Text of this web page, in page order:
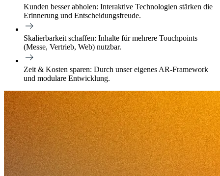
Kunden besser abholen: Interaktive Technologien stärken die
Erinnerung und Entscheidungsfreude.
Skalierbarkeit schaffen: Inhalte für mehrere Touchpoints
(Messe, Vertrieb, Web) nutzbar.
Zeit & Kosten sparen: Durch unser eigenes AR-Framework
und modulare Entwicklung.